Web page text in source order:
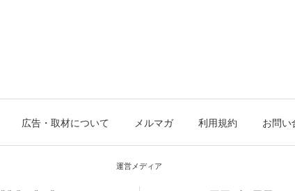
広告・取材について メルマガ 利用規約 お問い
運営メディア